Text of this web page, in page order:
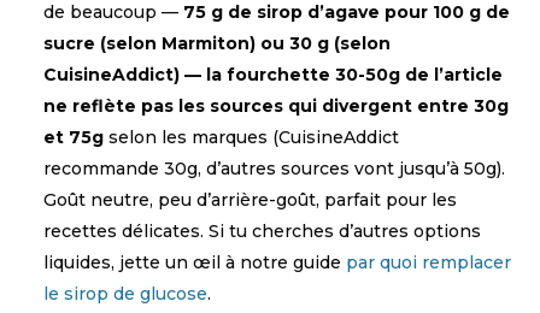
de beaucoup — 75 g de sirop d’agave pour 100 g de
sucre (selon Marmiton) ou 30 g (selon
CuisineAddict) — la fourchette 30-50g de l’article
ne reflète pas les sources qui divergent entre 30g
et 75g selon les marques (CuisineAddict
recommande 30g, d’autres sources vont jusqu’à 50g).
Goût neutre, peu d’arrière-goût, parfait pour les
recettes délicates. Si tu cherches d’autres options
liquides, jette un œil à notre guide par quoi remplacer
le sirop de glucose.